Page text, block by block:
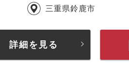
三重県鈴鹿市
詳細を見る